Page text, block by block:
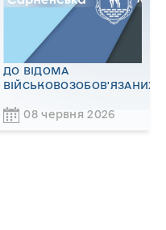
ДО ВІДОМА
ВІЙСЬКОВОЗОБОВ'ЯЗАНИХ!
08 червня 2026